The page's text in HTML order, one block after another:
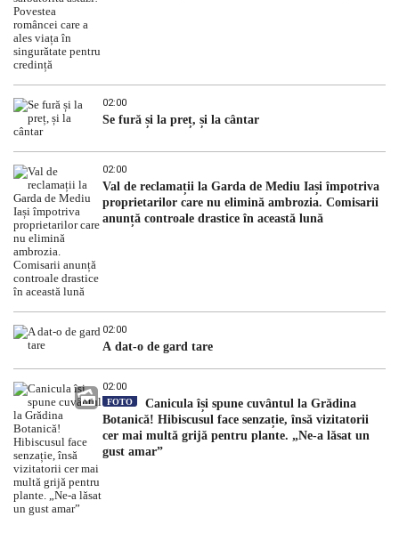
02:00
Se fură și la preț, și la cântar
02:00
Val de reclamații la Garda de Mediu Iași împotriva
proprietarilor care nu elimină ambrozia. Comisarii
anunță controale drastice în această lună
02:00
A dat-o de gard tare
02:00
FOTO
Canicula își spune cuvântul la Grădina
Botanică! Hibiscusul face senzație, însă vizitatorii
cer mai multă grijă pentru plante. „Ne-a lăsat un
gust amar”